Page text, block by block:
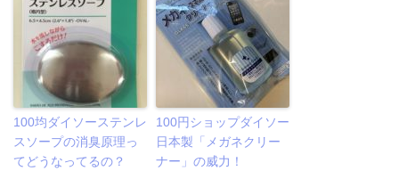
100均ダイソーステンレ
スソープの消臭原理っ
てどうなってるの？
100円ショップダイソー
日本製「メガネクリー
ナー」の威力！